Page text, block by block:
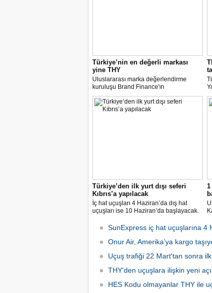
Türkiye’nin en değerli markası
yine THY
Uluslararası marka değerlendirme
kuruluşu Brand Finance'ın
araştırmasına göre Türk Hava Yolları, 2
milyar dolara yaklaşan marka değeriyle
bu yıl da "Türkiye'nin en değerli
Türkiye’den ilk yurt dışı seferi
Kıbrıs’a yapılacak
İç hat uçuşları 4 Haziran’da dış hat
uçuşları ise 10 Haziran’da başlayacak.
olacak.
1
SunExpress iç hat uçuşlarına 4
Onur Air, Amerika’ya kargo
Uçuş trafiği 22 Mart'tan sonra
THY'den uçuşlara ilişkin yeni
HES Kodu olmayanlar THY ile